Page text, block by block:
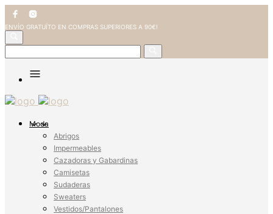
ENVÍO GRATUÏTO EN COMPRAS SUPERIORES A 90€!
Moda
Abrigos
Impermeables
Cazadoras y Gabardinas
Camisetas
Sudaderas
Sweaters
Vestidos/Pantalones